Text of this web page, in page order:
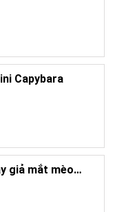
Capybara
giả mắt mèo
(ngẫu nhiên)